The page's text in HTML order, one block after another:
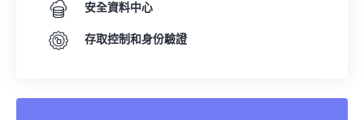
安全資料中心
存取控制和身份驗證